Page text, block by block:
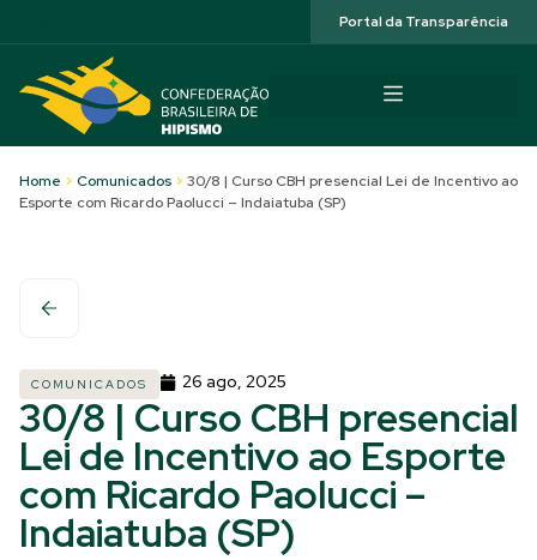
Portal da Transparência
Home > Comunicados > 30/8 | Curso CBH presencial Lei de Incentivo ao
Esporte com Ricardo Paolucci – Indaiatuba (SP)
COMUNICADOS 26 ago, 2025
30/8 | Curso CBH presencial
Lei de Incentivo ao Esporte
com Ricardo Paolucci –
Indaiatuba (SP)